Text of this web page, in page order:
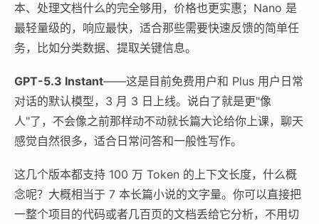
本、处理文档什么的完全够用，价格也更实惠；Nano 是
最轻量级的，响应最快，适合那些需要快速反馈的简单任
务，比如分类数据、提取关键信息。
GPT-5.3 Instant——这是目前免费用户和 Plus 用户日常
对话的默认模型，3 月 3 日上线。说白了就是更"像
人"了，不会像之前那样动不动就长篇大论给你上课，聊天
感觉自然很多，适合日常问答和一般性写作。
这几个版本都支持 100 万 Token 的上下文长度，什么概
念呢？大概相当于 7 本长篇小说的文字量。你可以直接把
一整个项目的代码或者几百页的文档丢给它分析，不用切